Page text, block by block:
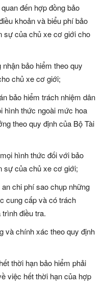
đến hợp đồng bảo
khoản và biểu phí bảo
sự của chủ xe cơ giới cho
bảo hiểm theo quy
chủ xe cơ giới;
bảo hiểm trách nhiệm dân
hình thức ngoài mức hoa
theo quy định của Bộ Tài
hình thức đối với bảo
sự của chủ xe cơ giới;
chi phí sao chụp những
cung cấp và có trách
điều tra.
và chính xác theo quy định
thời hạn bảo hiểm phải
việc hết thời hạn của hợp